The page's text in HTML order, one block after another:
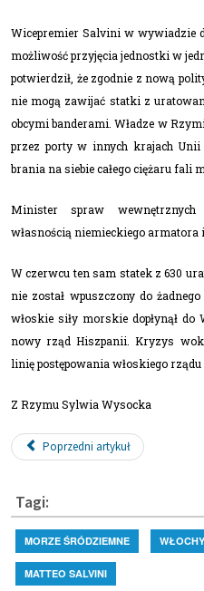
Wicepremier Salvini w wywiadzie
możliwość przyjęcia jednostki w
potwierdził, że zgodnie z nową
nie mogą zawijać statki z
obcymi banderami. Władze w
przez porty w innych krajach Unii
brania na siebie całego ciężaru fali
Minister spraw
własnością niemieckiego armatora
W czerwcu ten sam statek z 630
nie został wpuszczony do
włoskie siły morskie dopłynął
nowy rząd Hiszpanii. Kryzys
linię postępowania włoskiego
Z Rzymu Sylwia Wysocka
Poprzedni artykuł
Tagi:
MORZE ŚRÓDZIEMNE WŁOCHY
MATTEO SALVINI